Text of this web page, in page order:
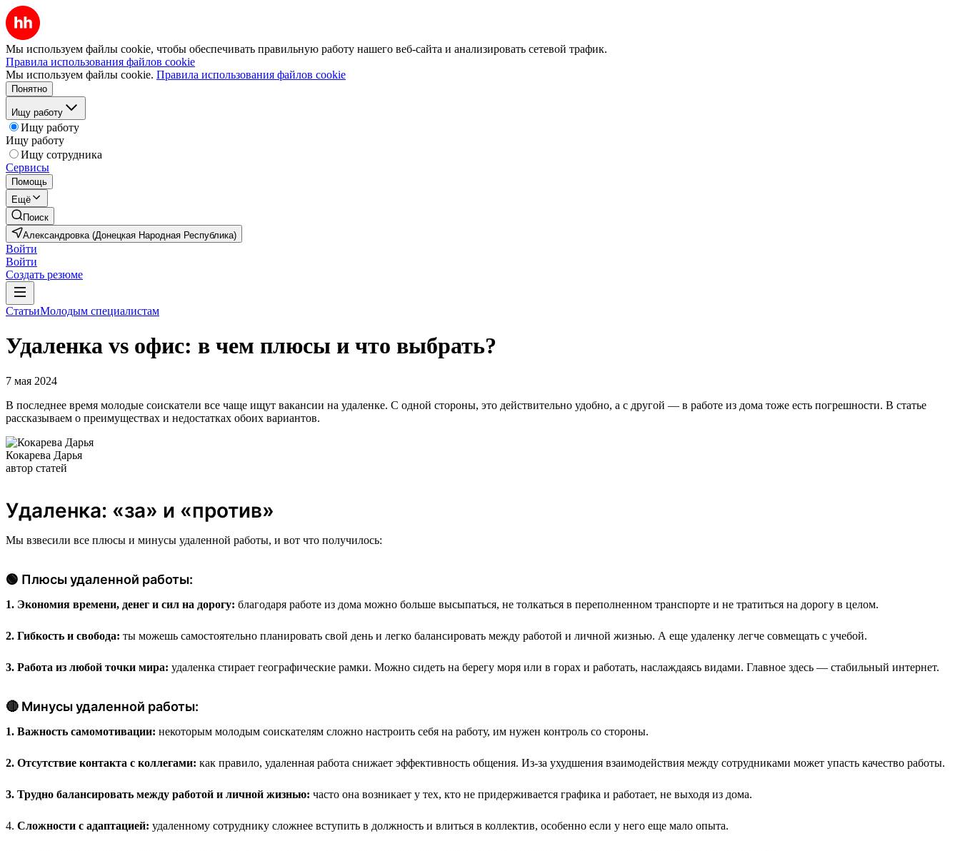
Мы используем файлы cookie, чтобы обеспечивать правильную работу нашего веб-сайта и анализировать сетевой трафик.
Правила использования файлов cookie
Мы используем файлы cookie. Правила использования файлов cookie
Понятно
Ищу работу
Ищу работу
Ищу работу
Ищу сотрудника
Сервисы
Помощь
Ещё
Поиск
Александровка (Донецкая Народная Республика)
Войти
Войти
Создать резюме
СтатьиМолодым специалистам
Удаленка vs офис: в чем плюсы и что выбрать?
7 мая 2024
В последнее время молодые соискатели все чаще ищут вакансии на удаленке. С одной стороны, это действительно удобно, а с другой — в работе из дома тоже есть погрешности. В статье
рассказываем о преимуществах и недостатках обоих вариантов.
Кокарева Дарья
автор статей
Удаленка: «за» и «против»
Мы взвесили все плюсы и минусы удаленной работы, и вот что получилось:
🟢 Плюсы удаленной работы:
1. Экономия времени, денег и сил на дорогу: благодаря работе из дома можно больше высыпаться, не толкаться в переполненном транспорте и не тратиться на дорогу в целом.
2. Гибкость и свобода: ты можешь самостоятельно планировать свой день и легко балансировать между работой и личной жизнью. А еще удаленку легче совмещать с учебой.
3. Работа из любой точки мира: удаленка стирает географические рамки. Можно сидеть на берегу моря или в горах и работать, наслаждаясь видами. Главное здесь — стабильный интернет.
🔴 Минусы удаленной работы:
1. Важность самомотивации: некоторым молодым соискателям сложно настроить себя на работу, им нужен контроль со стороны.
2. Отсутствие контакта с коллегами: как правило, удаленная работа снижает эффективность общения. Из-за ухудшения взаимодействия между сотрудниками может упасть качество работы.
3. Трудно балансировать между работой и личной жизнью: часто она возникает у тех, кто не придерживается графика и работает, не выходя из дома.
4. Сложности с адаптацией: удаленному сотруднику сложнее вступить в должность и влиться в коллектив, особенно если у него еще мало опыта.